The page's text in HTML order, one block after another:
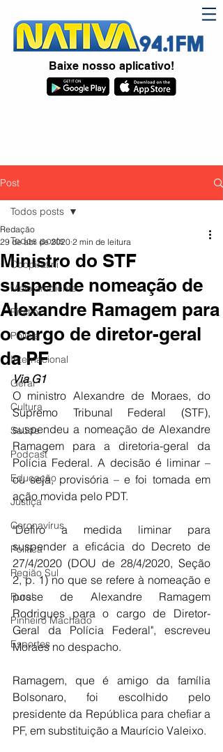
Baixe nosso aplicativo!
Post
Todos posts
Coopiratini
Meio ambiente
Piratini
Polícia
Internacional
Geral
Cultura
Saúde
Podcast
Educação
Justiça
Coronavírus
Política
Região Sul
Rural
Pinheiro Machado
Esportes
Todos posts
Ministro do STF
suspende nomeação de
Alexandre Ramagem para
o cargo de diretor-geral
da PF
Redação
29 de abr. de 2020 2 min de leitura
Via G1
O ministro Alexandre de Moraes, do
Supremo Tribunal Federal (STF),
suspendeu a nomeação de Alexandre
Ramagem para a diretoria-geral da
Polícia Federal. A decisão é liminar –
ou seja, provisória – e foi tomada em
ação movida pelo PDT.
"Defiro a medida liminar para
suspender a eficácia do Decreto de
27/4/2020 (DOU de 28/4/2020, Seção
2, p. 1) no que se refere à nomeação e
posse de Alexandre Ramagem
Rodrigues para o cargo de Diretor-
Geral da Polícia Federal", escreveu
Moraes no despacho.
Ramagem, que é amigo da família
Bolsonaro, foi escolhido pelo
presidente da República para chefiar a
PF, em substituição a Maurício Valeixo.